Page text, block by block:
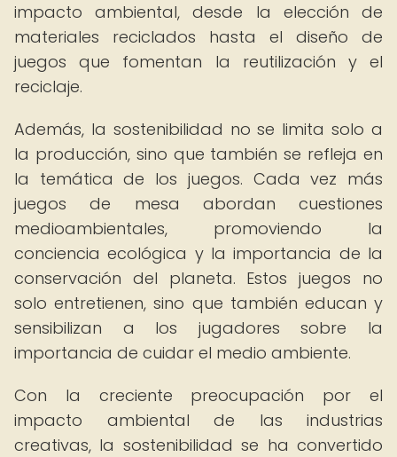
impacto ambiental, desde la elección de
materiales reciclados hasta el diseño de
juegos que fomentan la reutilización y el
reciclaje.
Además, la sostenibilidad no se limita solo a
la producción, sino que también se refleja en
la temática de los juegos. Cada vez más
juegos de mesa abordan cuestiones
medioambientales, promoviendo la
conciencia ecológica y la importancia de la
conservación del planeta. Estos juegos no
solo entretienen, sino que también educan y
sensibilizan a los jugadores sobre la
importancia de cuidar el medio ambiente.
Con la creciente preocupación por el
impacto ambiental de las industrias
creativas, la sostenibilidad se ha convertido